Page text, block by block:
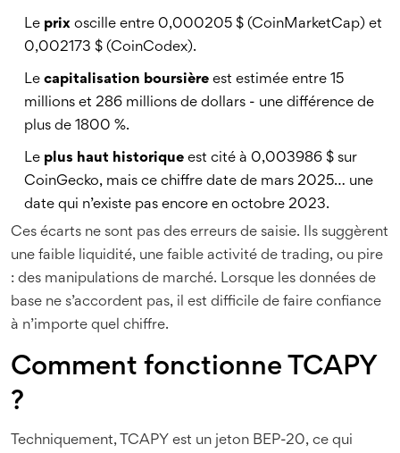
Le prix oscille entre 0,000205 $ (CoinMarketCap) et
0,002173 $ (CoinCodex).
Le capitalisation boursière est estimée entre 15
millions et 286 millions de dollars - une différence de
plus de 1800 %.
Le plus haut historique est cité à 0,003986 $ sur
CoinGecko, mais ce chiffre date de mars 2025… une
date qui n’existe pas encore en octobre 2023.
Ces écarts ne sont pas des erreurs de saisie. Ils suggèrent
une faible liquidité, une faible activité de trading, ou pire
: des manipulations de marché. Lorsque les données de
base ne s’accordent pas, il est difficile de faire confiance
à n’importe quel chiffre.
Comment fonctionne TCAPY
?
Techniquement, TCAPY est un jeton BEP-20, ce qui